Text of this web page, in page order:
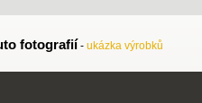
fotografií - ukázka výrobků